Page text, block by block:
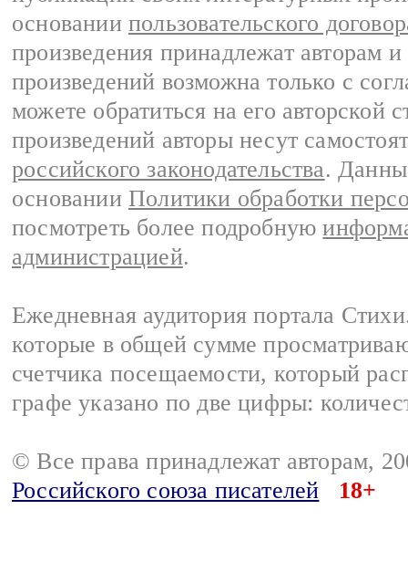
основании пользовательского
произведения принадлежат авторам
произведений возможна только с
можете обратиться на его авторской
произведений авторы несут
российского законодательства.
основании Политики обработки
посмотреть более подробную
администрацией.
Ежедневная аудитория портала
которые в общей сумме
счетчика посещаемости, который
графе указано по две цифры:
© Все права принадлежат авторам,
Российского союза писателей
18+